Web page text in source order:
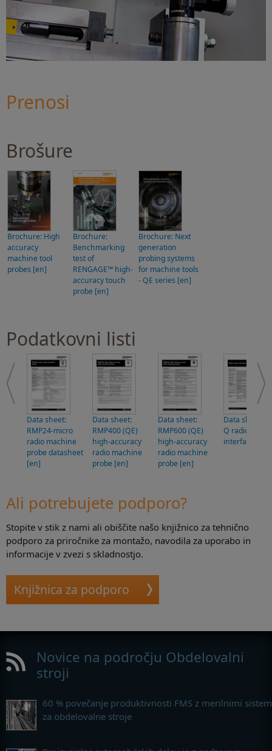
Prenosi
Brošure
Brochure: High
accuracy
machine tool
probes [en]
Brochure:
Benchmarking
test of
RENGAGE™ high-
accuracy touch
probe [en]
Brochure: Next
generation
probing systems
for machine tools
- QE series [en]
Podatkovni listi
Data sheet:
RMP24-micro
radio machine
probe datasheet
[en]
Data sheet:
RMP400 (QE)
high-accuracy
radio machine
probe [en]
Data sheet:
RMP600 (QE)
high-accuracy
radio machine
probe [en]
Data sheet:
Q radio
interface [en]
Ali potrebujete podporo?
Stopite v stik z nami ali obiščite našo knjižnico za tehnično
podporo za priročnike za montažo, navodila za uporabo in
informacije v zvezi s skladnostjo.
Knjižnica za podporo
Novice na področju Obdelovalni
stroji
60 % povečanje produktivnosti FMS z merilnimi
za obdelovalne stroje